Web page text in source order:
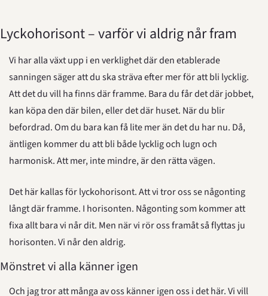
Lyckohorisont – varför vi aldrig når fram
Vi har alla växt upp i en verklighet där den etablerade
sanningen säger att du ska sträva efter mer för att bli lycklig.
Att det du vill ha finns där framme. Bara du får det där jobbet,
kan köpa den där bilen, eller det där huset. När du blir
befordrad. Om du bara kan få lite mer än det du har nu. Då,
äntligen kommer du att bli både lycklig och lugn och
harmonisk. Att mer, inte mindre, är den rätta vägen.
Det här kallas för lyckohorisont. Att vi tror oss se någonting
långt där framme. I horisonten. Någonting som kommer att
fixa allt bara vi når dit. Men när vi rör oss framåt så flyttas ju
horisonten. Vi når den aldrig.
Mönstret vi alla känner igen
Och jag tror att många av oss känner igen oss i det här. Vi vill